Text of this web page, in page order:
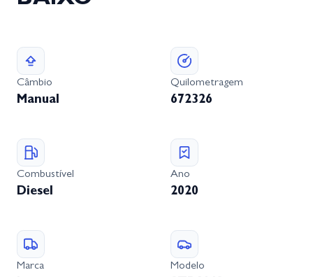
Câmbio
Manual
Quilometragem
672326
Combustível
Diesel
Ano
2020
Marca Modelo